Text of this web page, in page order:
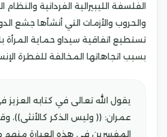
الفلسفة الليبيرالية الفردانية
والحروب والأزمات التي أنشأها جشع
تستطيع اتفاقية سيداو حماية المرأة
بسبب اتجاهاتها المخالفة للفطرة
يقول الله تعالى في كتابه العزيز
عمران: (( وليس الذكر كالأنثى))،
المفسرين في هذه العبارة